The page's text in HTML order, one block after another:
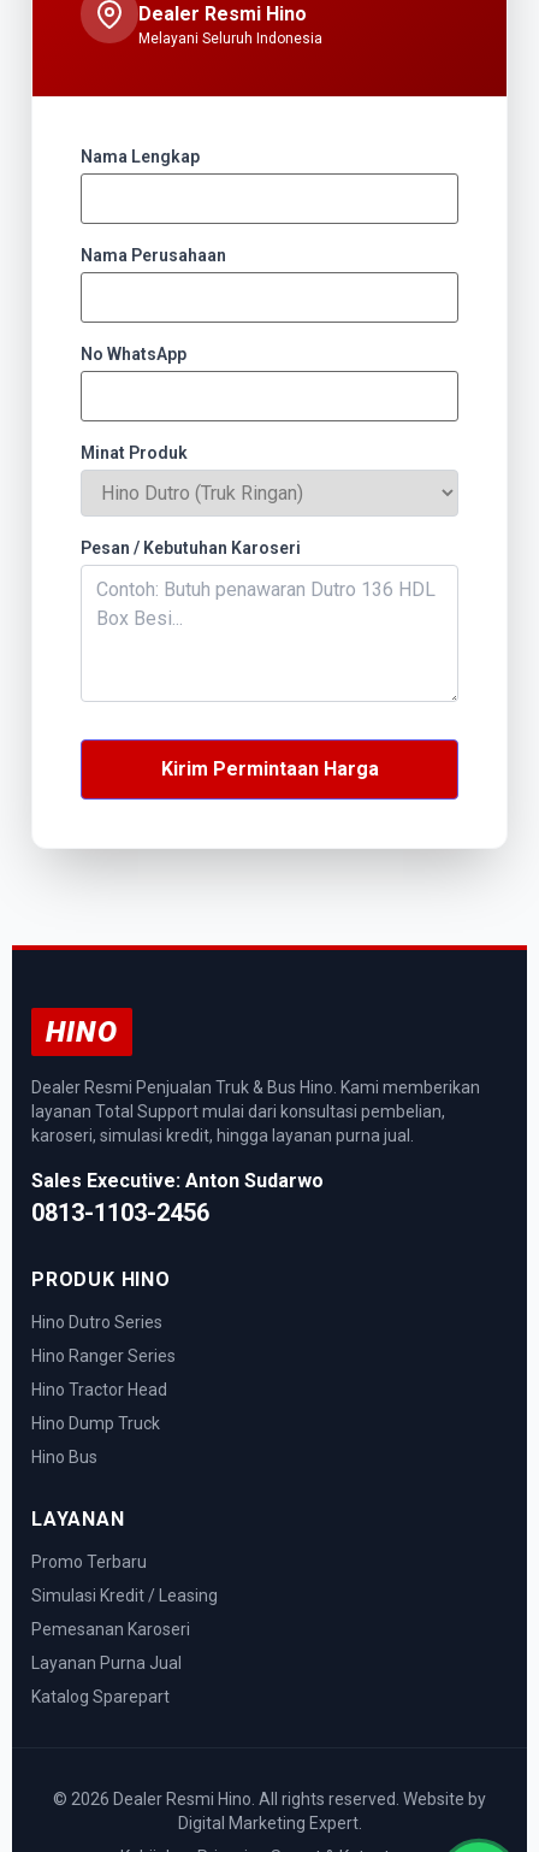
Dealer Resmi Hino
Melayani Seluruh Indonesia
Nama Lengkap
Nama Perusahaan
No WhatsApp
Minat Produk
Pesan / Kebutuhan Karoseri
Kirim Permintaan Harga
HINO
Dealer Resmi Penjualan Truk & Bus Hino. Kami memberikan
layanan Total Support mulai dari konsultasi pembelian,
karoseri, simulasi kredit, hingga layanan purna jual.
Sales Executive: Anton Sudarwo
0813-1103-2456
PRODUK HINO
Hino Dutro Series
Hino Ranger Series
Hino Tractor Head
Hino Dump Truck
Hino Bus
LAYANAN
Promo Terbaru
Simulasi Kredit / Leasing
Pemesanan Karoseri
Layanan Purna Jual
Katalog Sparepart
© 2026 Dealer Resmi Hino. All rights reserved. Website by
Digital Marketing Expert.